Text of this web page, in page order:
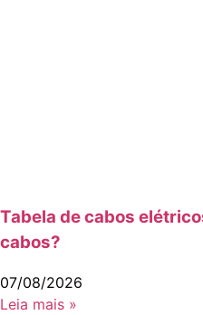
Tabela de cabos
cabos?
07/08/2026
Leia mais »